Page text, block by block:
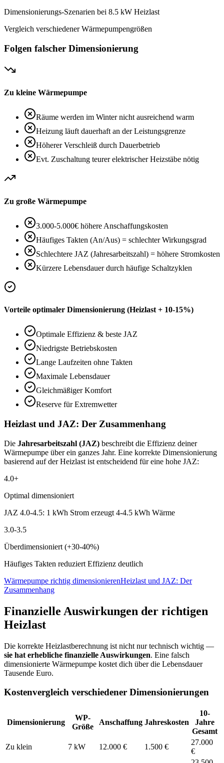
Dimensionierungs-Szenarien bei 8.5 kW Heizlast
Vergleich verschiedener Wärmepumpengrößen
Folgen falscher Dimensionierung
Zu kleine Wärmepumpe
Räume werden im Winter nicht ausreichend warm
Heizung läuft dauerhaft an der Leistungsgrenze
Höherer Verschleiß durch Dauerbetrieb
Evt. Zuschaltung teurer elektrischer Heizstäbe nötig
Zu große Wärmepumpe
3.000-5.000€ höhere Anschaffungskosten
Häufiges Takten (An/Aus) = schlechter Wirkungsgrad
Schlechtere JAZ (Jahresarbeitszahl) = höhere Stromkosten
Kürzere Lebensdauer durch häufige Schaltzyklen
Vorteile optimaler Dimensionierung (Heizlast + 10-15%)
Optimale Effizienz & beste JAZ
Niedrigste Betriebskosten
Lange Laufzeiten ohne Takten
Maximale Lebensdauer
Gleichmäßiger Komfort
Reserve für Extremwetter
Heizlast und JAZ: Der Zusammenhang
Die Jahresarbeitszahl (JAZ) beschreibt die Effizienz deiner
Wärmepumpe über ein ganzes Jahr. Eine korrekte Dimensionierung
basierend auf der Heizlast ist entscheidend für eine hohe JAZ:
4.0+
Optimal dimensioniert
JAZ 4.0-4.5: 1 kWh Strom erzeugt 4-4.5 kWh Wärme
3.0-3.5
Überdimensioniert (+30-40%)
Häufiges Takten reduziert Effizienz deutlich
Wärmepumpe richtig dimensionierenHeizlast und JAZ: Der
Zusammenhang
Finanzielle Auswirkungen der richtigen
Heizlast
Die korrekte Heizlastberechnung ist nicht nur technisch wichtig —
sie hat erhebliche finanzielle Auswirkungen. Eine falsch
dimensionierte Wärmepumpe kostet dich über die Lebensdauer
Tausende Euro.
Kostenvergleich verschiedener Dimensionierungen
Dimensionierung
WP-
Größe
Anschaffung Jahreskosten
10-
Jahre
Gesamt
Zu klein
7 kW 12.000 € 1.500 €
27.000
€